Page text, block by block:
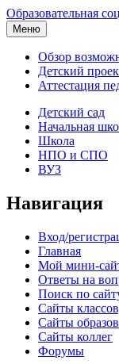
Образовательная
Меню
Обзор
Детский
Аттестация
Детский сад
Начальная
Школа
НПО и СПО
ВУЗ
Навигация
Вход/
Главная
Мой мини-
Ответы на
Поиск по
Сайты
Сайты
Сайты коллег
Форумы